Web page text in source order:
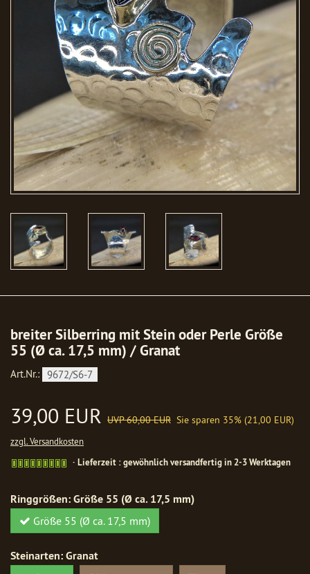
breiter Silberring mit Stein oder Perle Größe
55 (Ø ca. 17,5 mm) / Granat
Art.Nr.: 9672/S6-7
39,00 EUR UVP 60,00 EUR Sie sparen 35% (21,00 EUR)
zzgl. Versandkosten
Gewöhnlich
1-
Werktagen
Lieferzeit : gewöhnlich versandfertig in 2-3 Werktagen
Ringgrößen:Größe 55 (Ø ca. 17,5 mm)
Größe 55 (Ø ca. 17,5 mm)
Steinarten:Granat